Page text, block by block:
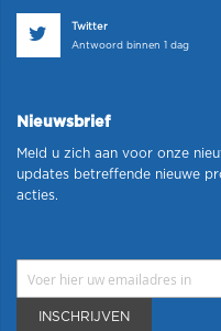
Twitter
Antwoord binnen 1 dag
Nieuwsbrief
Meld u zich aan voor onze
updates betreffende nieuwe
acties.
INSCHRIJVEN